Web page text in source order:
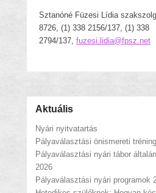
Sztanóné Füzesi Lídia
8726, (1) 338 2156/137, (1) 338
2794/137, fuzesi.lidia@fpsz.net
Aktuális
Nyári nyitvatartás
Pályaválasztási önismereti
Pályaválasztási nyári tábor
2026
Pályaválasztási nyári programok